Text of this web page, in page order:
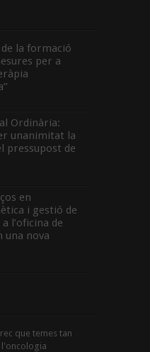
la formació
per a
Ordinària:
unanimitat la
pressupost de
en
i gestió de
l’oficina de
una nova
que temes tan
l'oncologia